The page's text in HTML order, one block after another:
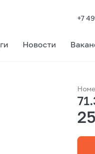
+7
Новости